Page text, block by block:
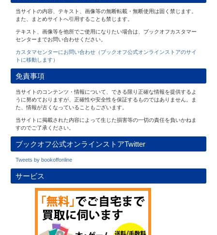
当サイトの内容、テキスト、画像等の無断転載・無断使用は固く禁じます。
また、まとめサイトへ引用することも禁じます。
テキスト、画像等を他所でご使用になりたい場合は、ブックオフカスタマー
センターまでお問い合わせください。
カスタマセンターにお問い合わせ（ブックオフ公式オンラインストアのサイ
トに移動します）
免責事項
当サイトのコンテンツ・情報について、できる限り正確な情報を提供するよ
うに努めておりますが、正確性や安全性を保証するものではありません。ま
た、情報が古くなっていることもございます。
当サイトに掲載された内容によって生じた損害等の一切の責任を負いかねま
すのでご了承ください。
ブックオフ公式オンラインストアTwitter
Tweets by bookoffonline
サービス